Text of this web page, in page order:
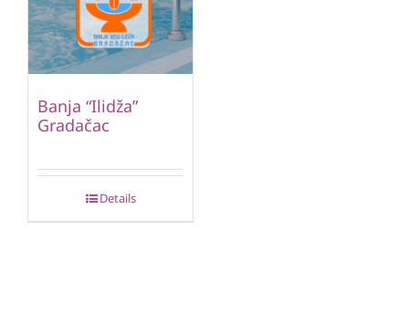
Banja “Ilidža”
Gradačac
Details